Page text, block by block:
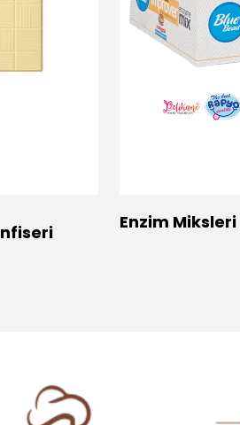
Enzim Miksleri